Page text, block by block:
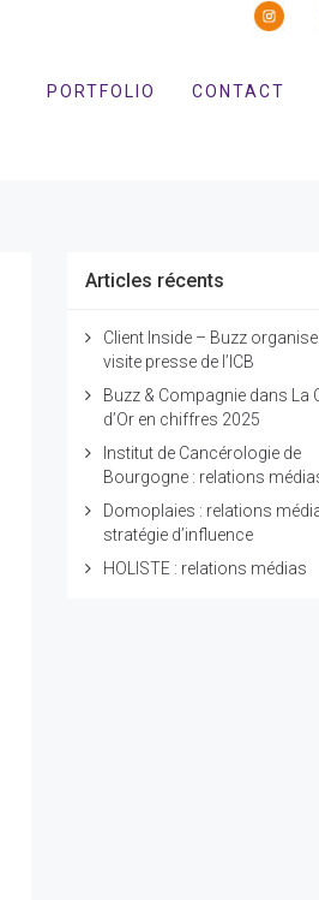
PORTFOLIO CONTACT
Articles récents
Client Inside – Buzz
visite presse de l’ICB
Buzz & Compagnie dans La
d’Or en chiffres 2025
Institut de Cancérologie de
Bourgogne : relations
Domoplaies : relations
stratégie d’influence
HOLISTE : relations médias